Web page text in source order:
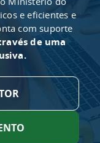
e eficientes e
com suporte
de uma